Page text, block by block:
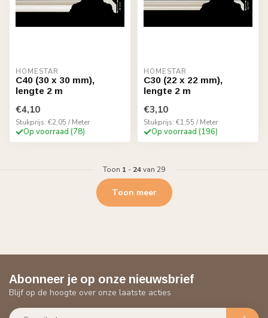
HOMESTAR
C40 (30 x 30 mm),
lengte 2 m
€4,10
Stukprijs: €2,05 / Meter
Op voorraad (78)
HOMESTAR
C30 (22 x 22 mm),
lengte 2 m
€3,10
Stukprijs: €1,55 / Meter
Op voorraad (196)
Toon 1 - 24van 29
Toon meer
Abonneer je op onze nieuwsbrief
Blijf op de hoogte over onze laatste acties